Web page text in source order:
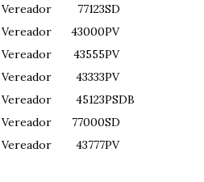
Vereador 77123SD
Vereador 43000PV
Vereador 43555PV
Vereador 43333PV
Vereador 45123PSDB
Vereador 77000SD
Vereador 43777PV